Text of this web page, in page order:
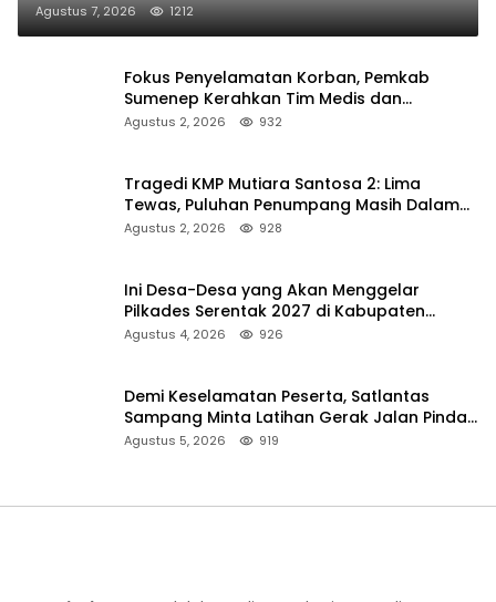
Agustus 7, 2026 1212
Fokus Penyelamatan Korban, Pemkab
Sumenep Kerahkan Tim Medis dan
Ambulans ke Pelabuhan Kalianget
Agustus 2, 2026 932
Tragedi KMP Mutiara Santosa 2: Lima
Tewas, Puluhan Penumpang Masih Dalam
Pencarian
Agustus 2, 2026 928
Ini Desa-Desa yang Akan Menggelar
Pilkades Serentak 2027 di Kabupaten
Sumenep
Agustus 4, 2026 926
Demi Keselamatan Peserta, Satlantas
Sampang Minta Latihan Gerak Jalan Pindah
ke Lokasi Aman
Agustus 5, 2026 919